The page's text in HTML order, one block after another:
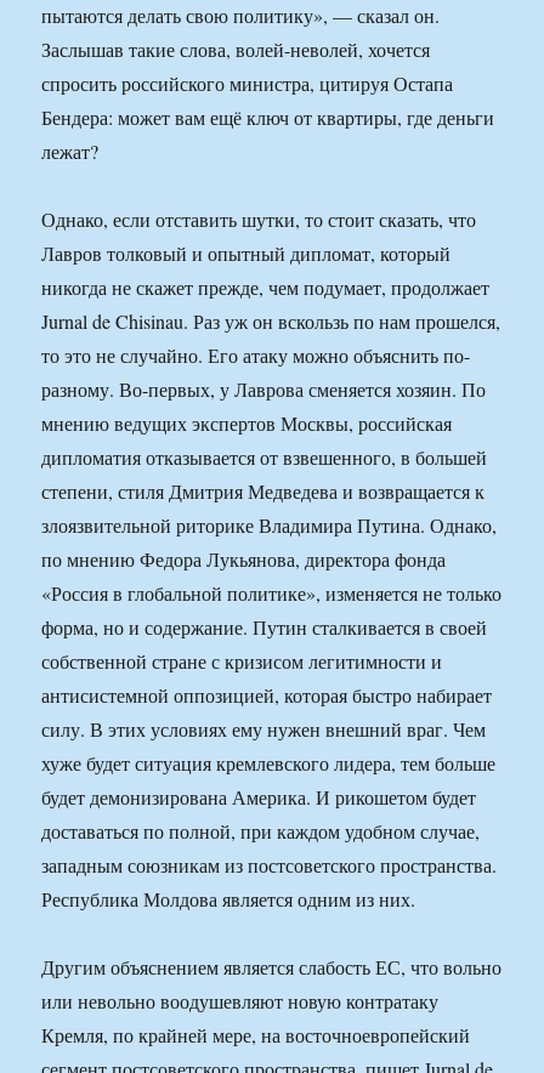
пытаются делать свою политику», — сказал он.
Заслышав такие слова, волей-неволей, хочется
спросить российского министра, цитируя Остапа
Бендера: может вам ещё ключ от квартиры, где деньги
лежат?
Однако, если отставить шутки, то стоит сказать, что
Лавров толковый и опытный дипломат, который
никогда не скажет прежде, чем подумает, продолжает
Jurnal de Chisinau. Раз уж он вскользь по нам прошелся,
то это не случайно. Его атаку можно объяснить по-
разному. Во-первых, у Лаврова сменяется хозяин. По
мнению ведущих экспертов Москвы, российская
дипломатия отказывается от взвешенного, в большей
степени, стиля Дмитрия Медведева и возвращается к
злоязвительной риторике Владимира Путина. Однако,
по мнению Федора Лукьянова, директора фонда
«Россия в глобальной политике», изменяется не только
форма, но и содержание. Путин сталкивается в своей
собственной стране с кризисом легитимности и
антисистемной оппозицией, которая быстро набирает
силу. В этих условиях ему нужен внешний враг. Чем
хуже будет ситуация кремлевского лидера, тем больше
будет демонизирована Америка. И рикошетом будет
доставаться по полной, при каждом удобном случае,
западным союзникам из постсоветского пространства.
Республика Молдова является одним из них.
Другим объяснением является слабость ЕС, что вольно
или невольно воодушевляют новую контратаку
Кремля, по крайней мере, на восточноевропейский